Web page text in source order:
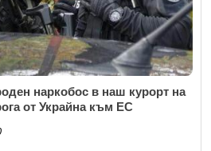
наркобос в наш курорт на
от Украйна към ЕС